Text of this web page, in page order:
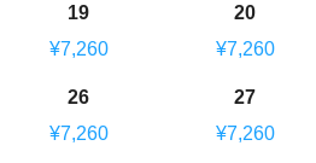
19
¥7,260
20
¥7,260
26
¥7,260
27
¥7,260